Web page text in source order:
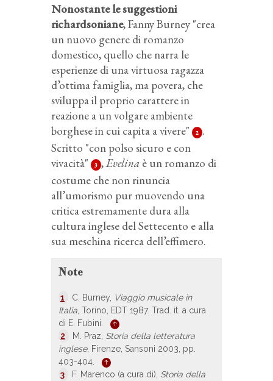
Nonostante le suggestioni
richardsoniane, Fanny Burney "crea
un nuovo genere di romanzo
domestico, quello che narra le
esperienze di una virtuosa ragazza
d’ottima famiglia, ma povera, che
sviluppa il proprio carattere in
reazione a un volgare ambiente
borghese in cui capita a vivere"
2 .
Scritto "con polso sicuro e con
vivacità"
3 ,Evelina è un romanzo di
costume che non rinuncia
all’umorismo pur muovendo una
critica estremamente dura alla
cultura inglese del Settecento e alla
sua meschina ricerca dell’effimero.
Note
1 C. Burney, Viaggio musicale in
Italia , Torino, EDT 1987. Trad. it. a cura
di E. Fubini.
2
M. Praz, Storia della letteratura
inglese, Firenze, Sansoni 2003, pp.
403-404.
3
F. Marenco (a cura di), Storia della